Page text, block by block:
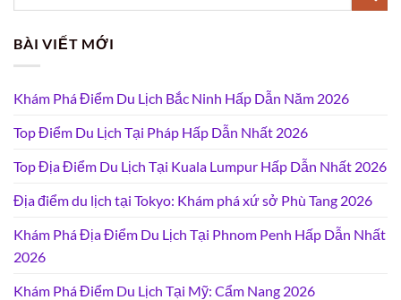
BÀI VIẾT MỚI
Khám Phá Điểm Du Lịch Bắc Ninh Hấp Dẫn Năm 2026
Top Điểm Du Lịch Tại Pháp Hấp Dẫn Nhất 2026
Top Địa Điểm Du Lịch Tại Kuala Lumpur Hấp Dẫn Nhất 2026
Địa điểm du lịch tại Tokyo: Khám phá xứ sở Phù Tang 2026
Khám Phá Địa Điểm Du Lịch Tại Phnom Penh Hấp Dẫn Nhất
2026
Khám Phá Điểm Du Lịch Tại Mỹ: Cẩm Nang 2026